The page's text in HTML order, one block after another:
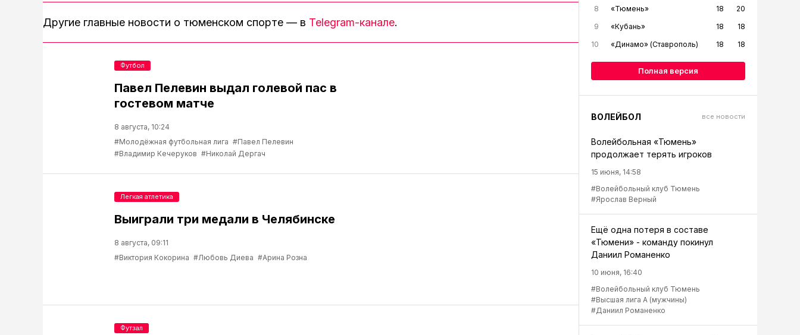
Другие главные новости о тюменском спорте — в Telegram-канале.
Павел Пелевин выдал голевой пас в
гостевом матче
8 августа, 10:24
#Молодёжная футбольная лига #Павел Пелевин
#Владимир Кечеруков #Николай Дергач
Футбол
Выиграли три медали в Челябинске
8 августа, 09:11
#Виктория Кокорина #Любовь Диева #Арина Розна
Легкая атлетика
Футзал
8
«Тюмень» 18
20
9
«Кубань» 18
18
10
«Динамо» (Ставрополь) 18 18
Полная версия
ВОЛЕЙБОЛ все новости
Волейбольная «Тюмень»
продолжает терять игроков
15 июня, 14:58
#Волейбольный клуб Тюмень
#Ярослав Верный
Ещё одна потеря в составе
«Тюмени» - команду покинул
Даниил Романенко
10 июня, 16:40
#Волейбольный клуб Тюмень
#Высшая лига А (мужчины)
#Даниил Романенко